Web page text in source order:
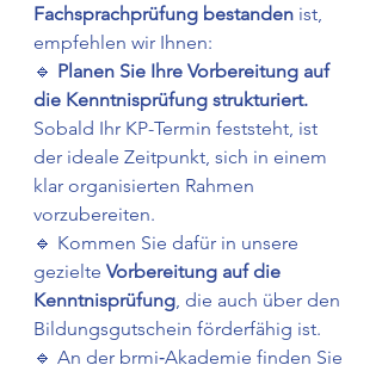
Fachsprachprüfung bestanden ist,
empfehlen wir Ihnen:
🔹 Planen Sie Ihre Vorbereitung auf
die Kenntnisprüfung strukturiert.
Sobald Ihr KP-Termin feststeht, ist
der ideale Zeitpunkt, sich in einem
klar organisierten Rahmen
vorzubereiten.
🔹 Kommen Sie dafür in unsere
gezielte Vorbereitung auf die
Kenntnisprüfung, die auch über den
Bildungsgutschein förderfähig ist.
🔹 An der brmi‑Akademie finden Sie